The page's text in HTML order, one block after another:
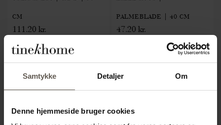
Samtykke Detaljer Om
Denne hjemmeside bruger cookies
CM
111.20 kr.
PALMEBLADE | 40 CM
47.20 kr.